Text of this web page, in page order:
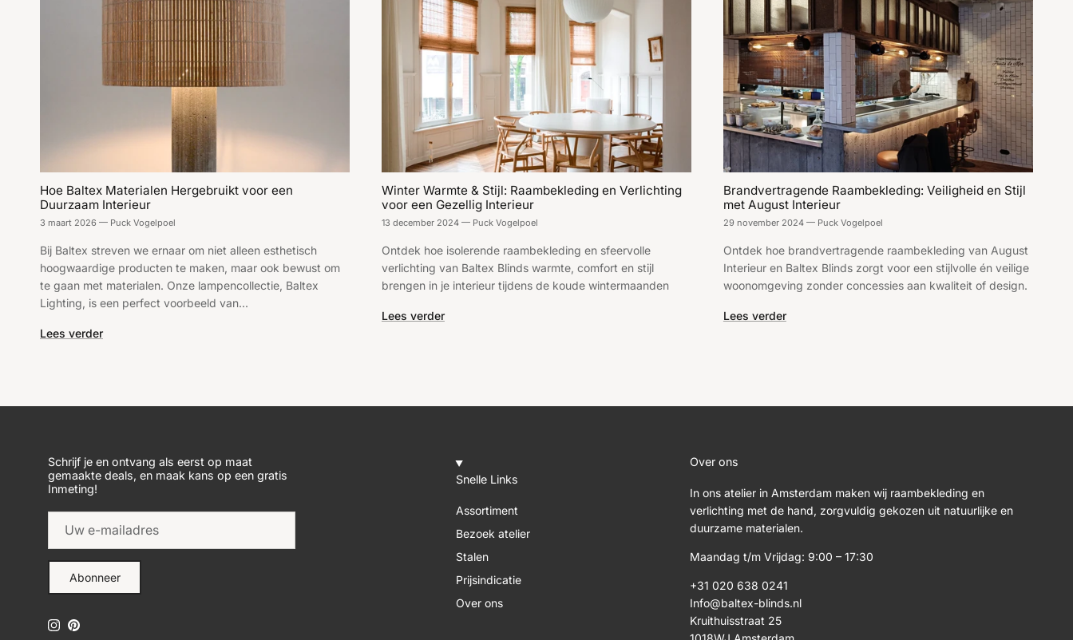
Hoe Baltex Materialen Hergebruikt voor een
Duurzaam Interieur
3 maart 2026 — Puck Vogelpoel
Bij Baltex streven we ernaar om niet alleen esthetisch
hoogwaardige producten te maken, maar ook bewust om
te gaan met materialen. Onze lampencollectie, Baltex
Lighting, is een perfect voorbeeld van...
Lees verder
Winter Warmte & Stijl: Raambekleding en Verlichting
voor een Gezellig Interieur
13 december 2024— Puck Vogelpoel
Ontdek hoe isolerende raambekleding en sfeervolle
verlichting van Baltex Blinds warmte, comfort en stijl
brengen in je interieur tijdens de koude wintermaanden
Lees verder
Brandvertragende Raambekleding: Veiligheid en Stijl
met August Interieur
29 november 2024— Puck Vogelpoel
Ontdek hoe brandvertragende raambekleding van August
Interieur en Baltex Blinds zorgt voor een stijlvolle én veilige
woonomgeving zonder concessies aan kwaliteit of design.
Lees verder
Schrijf je en ontvang als eerst op maat
gemaakte deals, en maak kans op een gratis
Inmeting!
Abonneer
Instagram
Pinterest
Snelle Links
Assortiment
Bezoek atelier
Stalen
Prijsindicatie
Over ons
Over ons
In ons atelier in Amsterdam maken wij raambekleding en
verlichting met de hand, zorgvuldig gekozen uit natuurlijke en
duurzame materialen.
Maandag t/m Vrijdag: 9:00 – 17:30
+31 020 638 0241
Info@baltex-blinds.nl
Kruithuisstraat 25